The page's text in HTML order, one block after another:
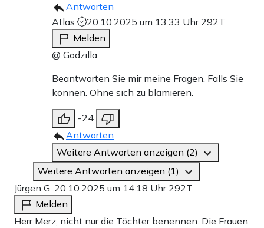
Antworten
Atlas
20.10.2025 um 13:33 Uhr 292T
Melden
@ Godzilla
Beantworten Sie mir meine Fragen. Falls Sie
können. Ohne sich zu blamieren.
-24
Antworten
Weitere Antworten anzeigen (2)
Weitere Antworten anzeigen (1)
Jürgen G .20.10.2025 um 14:18 Uhr 292T
Melden
Herr Merz, nicht nur die Töchter benennen. Die Frauen